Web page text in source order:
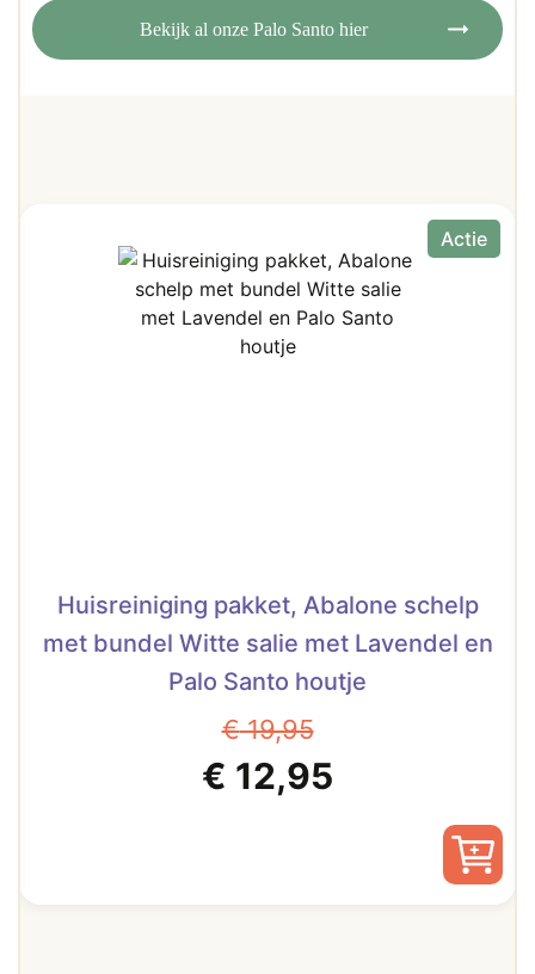
Bekijk al onze Palo Santo hier
Actie
Huisreiniging pakket, Abalone schelp
met bundel Witte salie met Lavendel en
Palo Santo houtje
€19,95
Oorspronkelijke
€ 12,95